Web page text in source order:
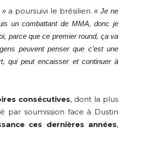
» a poursuivi le brésilien.« Je ne
un combattant de MMA, donc je
parce que ce premier round, ça va
peuvent penser que c’est une
qui peut encaisser et continuer à
consécutives, dont la plus
par soumission face à Dustin
ces dernières années,